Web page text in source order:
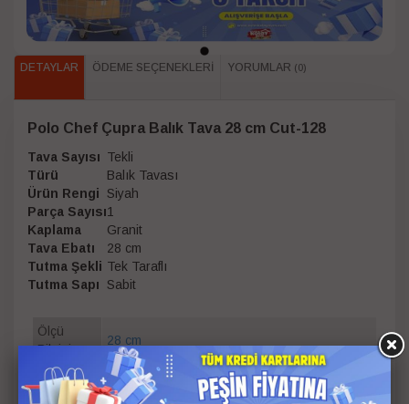
DETAYLAR ÖDEME SEÇENEKLERI YORUMLAR (0)
Polo Chef Çupra Balık Tava 28 cm Cut-128
Tava Sayısı Tekli
Türü
Balık Tavası
Ürün Rengi
Siyah
Parça Sayısı1
Kaplama
Granit
Tava Ebatı
28 cm
Tutma Şekli Tek Taraflı
Tutma Sapı
Sabit
Ölçü
Bilgisi
28 cm
Garanti
Süresi
2